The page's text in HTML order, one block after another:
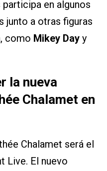
participa en algunos
junto a otras figuras
como Mikey Day y
la nueva
Chalamet en
Chalamet será el
Live. El nuevo